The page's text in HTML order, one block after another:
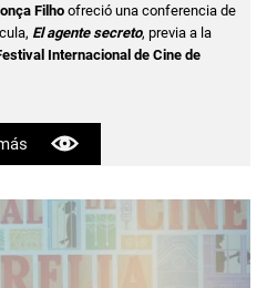
Filho ofreció una conferencia de
El agente secreto, previa a la
Internacional de Cine de